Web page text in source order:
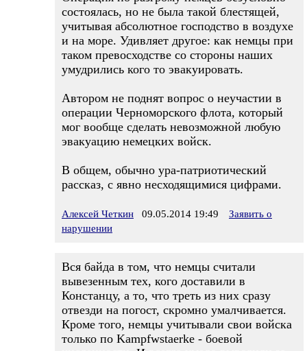
состоялась, но не была такой блестящей,
учитывая абсолютное господство в воздухе
и на море. Удивляет другое: как немцы при
таком превосходстве со стороны наших
умудрились кого то эвакуировать.
Автором не поднят вопрос о неучастии в
операции Черноморского флота, который
мог вообще сделать невозможной любую
эвакуацию немецких войск.
В общем, обычно ура-патриотический
рассказ, с явно несходящимися цифрами.
Алексей Четкин 09.05.2014 19:49
Заявить о
нарушении
Вся байда в том, что немцы считали
вывезенным тех, кого доставили в
Констанцу, а то, что треть из них сразу
отвезди на погост, скромно умалчивается.
Кроме того, немцы учитывали свои войска
только по Kampfwstaerke - боевой